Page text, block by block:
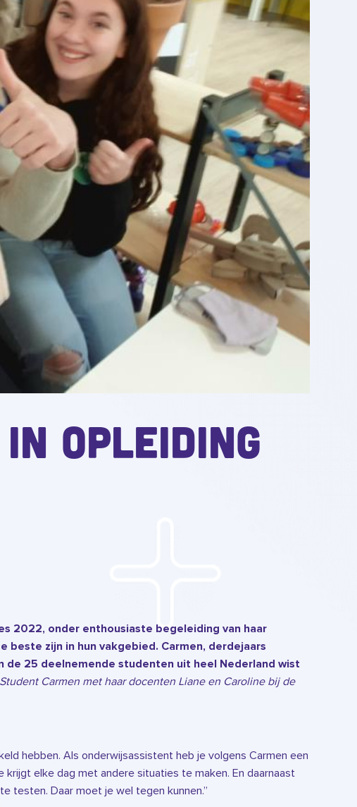
opleiding
2022, onder enthousiaste begeleiding van haar
zijn in hun vakgebied. Carmen, derdejaars
de 25 deelnemende studenten uit heel Nederland wist
Carmen met haar docenten Liane en Caroline bij de
hebben. Als onderwijsassistent heb je volgens Carmen een
krijgt elke dag met andere situaties te maken. En daarnaast
testen. Daar moet je wel tegen kunnen.”